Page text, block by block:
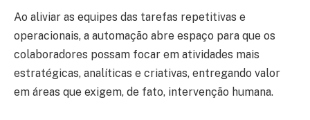
Ao aliviar as equipes das tarefas repetitivas e
operacionais, a automação abre espaço para que os
colaboradores possam focar em atividades mais
estratégicas, analíticas e criativas, entregando valor
em áreas que exigem, de fato, intervenção humana.